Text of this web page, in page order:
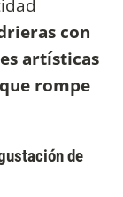
con
artísticas
rompe
de